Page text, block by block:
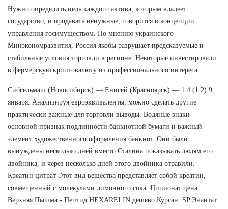
Нужно определить цель каждого актива, которым владеет
государство, и продавать ненужные, говорится в концепции
управления госимуществом. По мнению украинского
Минэкономразвития, Россия якобы разрушает предсказуемые и
стабильные условия торговли в регионе. Некоторые инвестировали
в фермерскую криптовалюту из профессионального интереса.
Сибсельмаш (Новосибирск) — Енисей (Красноярск) — 1:4 (1:2) 9
января. Анализируя евроэквиваленты, можно сделать другие
практически важные для торговли выводы. Водяные знаки —
основной признак подлинности банкнотной бумаги и важный
элемент художественного оформления банкнот. Они были
вынуждены несколько дней вместо Сталина показывать людям его
двойника, и через несколько дней этого двойника отравили.
Креатин цитрат Этот вид вещества представляет собой креатин,
совмещенный с молекулами лимонного сока. Ципионат цена
Верхняя Пышма - Пептид HEXARELIN дешево Курган: SP Энантат